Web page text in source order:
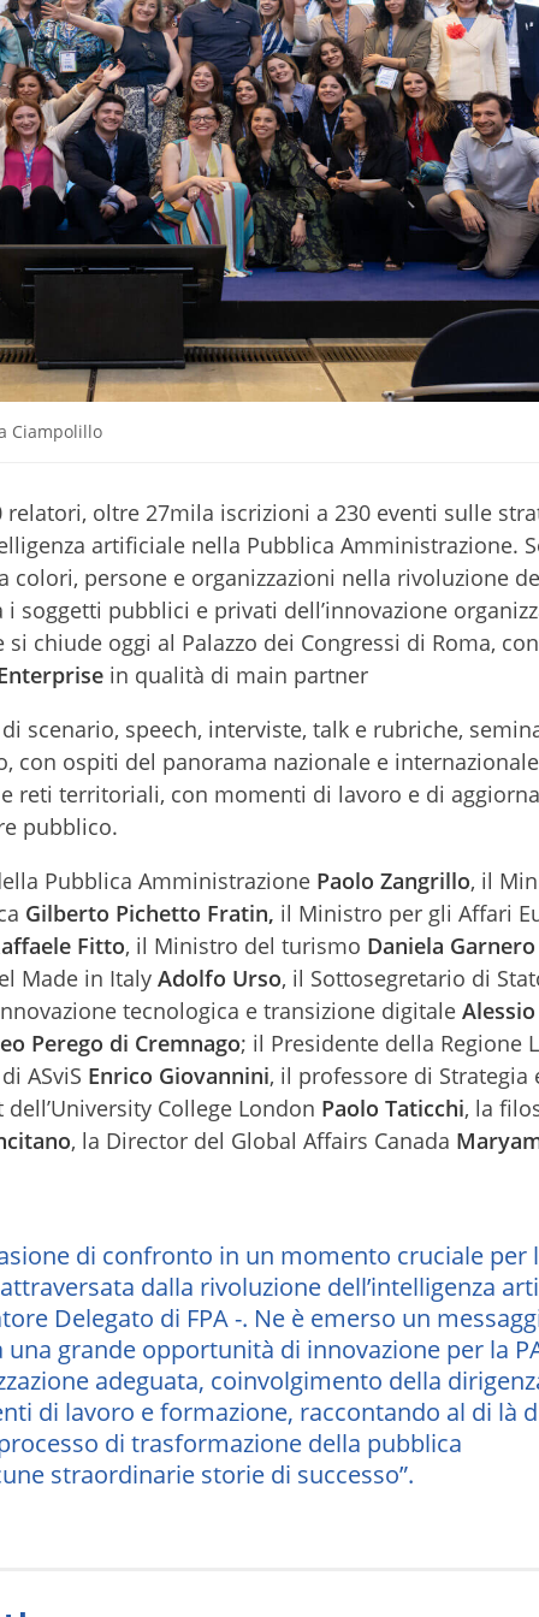
Ciampolillo
oltre 27mila iscrizioni a 230 eventi sulle
artificiale nella Pubblica Amministrazione.
colori, persone e organizzazioni nella rivoluzione
soggetti pubblici e privati dell’innovazione
si chiude oggi al Palazzo dei Congressi di Roma,
in qualità di main partner
scenario, speech, interviste, talk e rubriche,
con ospiti del panorama nazionale e
reti territoriali, con momenti di lavoro e di
pubblico.
Pubblica Amministrazione Paolo Zangrillo, il
Gilberto Pichetto Fratin, il Ministro per gli Affari
Fitto, il Ministro del turismo Daniela Garnero
Made in Italy Adolfo Urso, il Sottosegretario di
tecnologica e transizione digitale
Perego di Cremnago; il Presidente della Regione
ASviS Enrico Giovannini, il professore di Strategia
College London Paolo Taticchi, la
, la Director del Global Affairs Canada
di confronto in un momento cruciale per
dalla rivoluzione dell’intelligenza
Delegato di FPA -. Ne è emerso un
una grande opportunità di innovazione per la
adeguata, coinvolgimento della
di lavoro e formazione, raccontando al di là
di trasformazione della pubblica
straordinarie storie di successo”.